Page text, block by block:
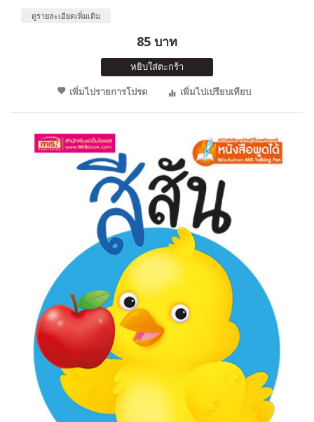
ดูรายละเอียดเพิ่มเติม
85 บาท
หยิบใส่ตะกร้า
เพิ่มไปรายการโปรด
เพิ่มไปเปรียบเทียบ